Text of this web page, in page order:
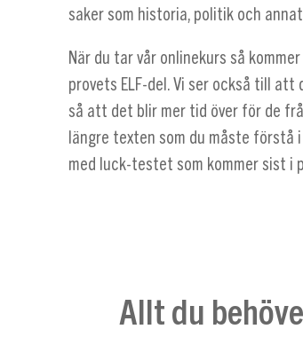
saker som historia, politik och
När du tar vår onlinekurs så
provets ELF-del. Vi ser också till
så att det blir mer tid över för de
längre texten som du måste
med luck-testet som kommer sist i
Allt du